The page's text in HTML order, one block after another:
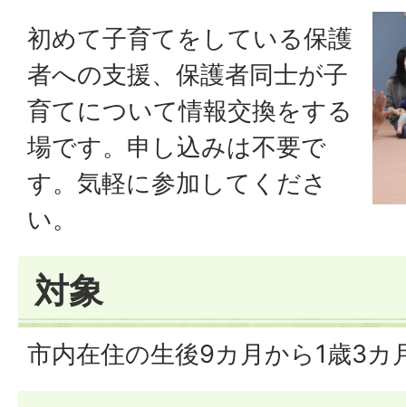
初めて子育てをしている保護
者への支援、保護者同士が子
育てについて情報交換をする
場です。申し込みは不要で
す。気軽に参加してくださ
い。
対象
市内在住の生後9カ月から1歳3カ